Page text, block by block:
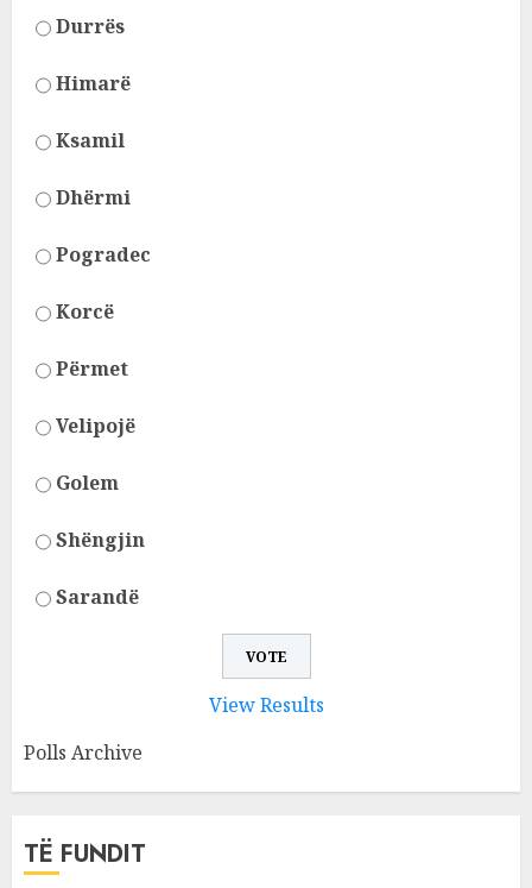
Durrës
Himarë
Ksamil
Dhërmi
Pogradec
Korcë
Përmet
Velipojë
Golem
Shëngjin
Sarandë
View Results
Polls Archive
TË FUNDIT